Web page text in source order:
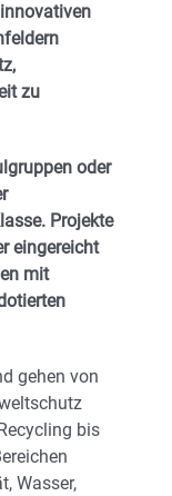
zu
oder
Projekte
eingereicht
mit
gehen von
bis
Wasser,